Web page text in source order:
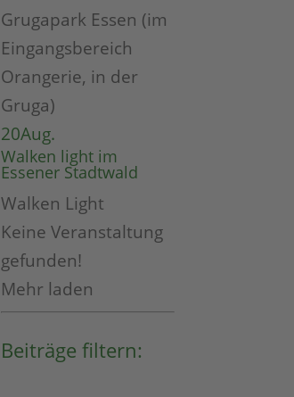
Grugapark Essen (im
Eingangsbereich
Orangerie, in der
Gruga)
20Aug.
Walken light im
Essener Stadtwald
Walken Light
Keine Veranstaltung
gefunden!
Mehr laden
Beiträge filtern: